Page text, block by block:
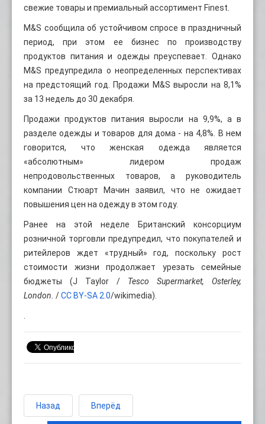
свежие товары и премиальный ассортимент Finest.
M&S сообщила об устойчивом спросе в праздничный
период, при этом ее бизнес по производству
продуктов питания и одежды преуспевает. Однако
M&S предупредила о неопределенных перспективах
на предстоящий год. Продажи M&S выросли на 8,1%
за 13 недель до 30 декабря.
Продажи продуктов питания выросли на 9,9%, а в
разделе одежды и товаров для дома - на 4,8%. В нем
говорится, что женская одежда является
«абсолютным» лидером продаж
непродовольственных товаров, а руководитель
компании Стюарт Мачин заявил, что не ожидает
повышения цен на одежду в этом году.
Ранее на этой неделе Британский консорциум
розничной торговли предупредил, что покупателей и
ритейлеров ждет «трудный» год, поскольку рост
стоимости жизни продолжает урезать семейные
бюджеты (J Taylor / Tesco Supermarket, Osterley,
London. /CC BY-SA 2.0/wikimedia).
Назад Вперёд